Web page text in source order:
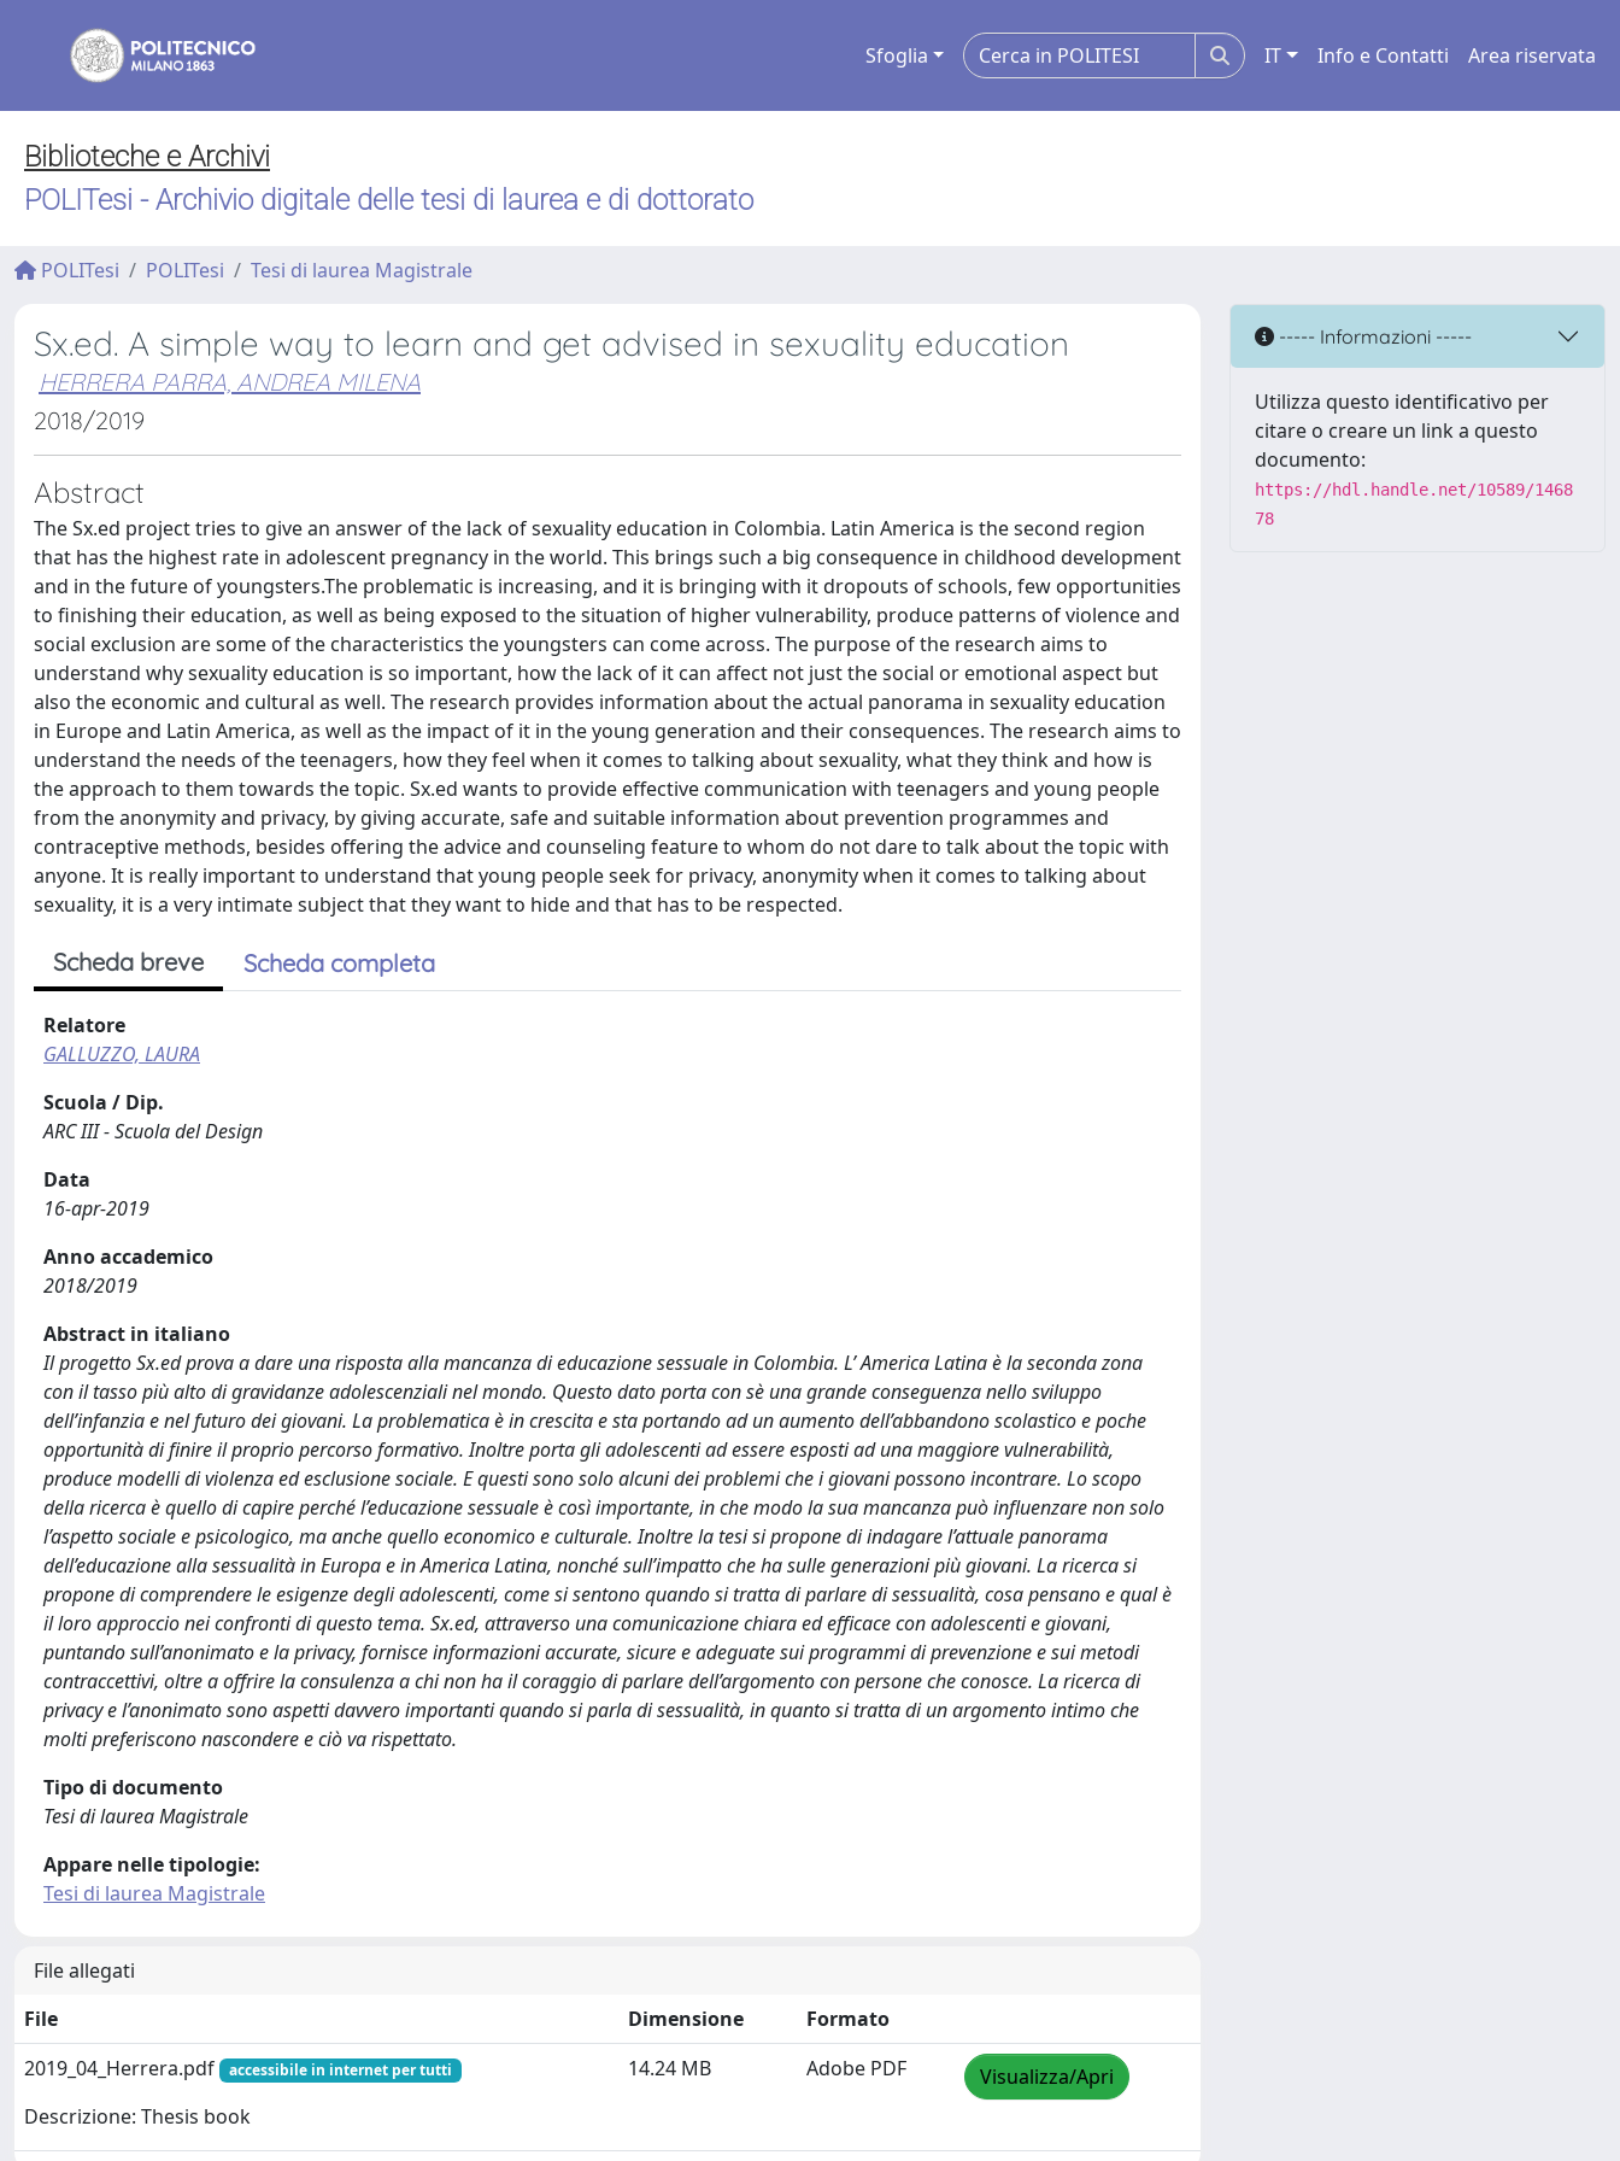
Sfoglia IT Info e Contatti Area riservata
Biblioteche e Archivi
POLITesi - Archivio digitale delle tesi di laurea e di dottorato
POLITesi POLITesi Tesi di laurea Magistrale
Sx.ed. A simple way to learn and get advised in sexuality education
HERRERA PARRA, ANDREA MILENA
2018/2019
Abstract
The Sx.ed project tries to give an answer of the lack of sexuality education in Colombia. Latin America is the second region
that has the highest rate in adolescent pregnancy in the world. This brings such a big consequence in childhood development
and in the future of youngsters.The problematic is increasing, and it is bringing with it dropouts of schools, few opportunities
to finishing their education, as well as being exposed to the situation of higher vulnerability, produce patterns of violence and
social exclusion are some of the characteristics the youngsters can come across. The purpose of the research aims to
understand why sexuality education is so important, how the lack of it can affect not just the social or emotional aspect but
also the economic and cultural as well. The research provides information about the actual panorama in sexuality education
in Europe and Latin America, as well as the impact of it in the young generation and their consequences. The research aims to
understand the needs of the teenagers, how they feel when it comes to talking about sexuality, what they think and how is
the approach to them towards the topic. Sx.ed wants to provide effective communication with teenagers and young people
from the anonymity and privacy, by giving accurate, safe and suitable information about prevention programmes and
contraceptive methods, besides offering the advice and counseling feature to whom do not dare to talk about the topic with
anyone. It is really important to understand that young people seek for privacy, anonymity when it comes to talking about
sexuality, it is a very intimate subject that they want to hide and that has to be respected.
Scheda breve Scheda completa
Relatore
GALLUZZO, LAURA
Scuola / Dip.
ARC III - Scuola del Design
Data
16-apr-2019
Anno accademico
2018/2019
Abstract in italiano
Il progetto Sx.ed prova a dare una risposta alla mancanza di educazione sessuale in Colombia. L’ America Latina è la seconda zona
con il tasso più alto di gravidanze adolescenziali nel mondo. Questo dato porta con sè una grande conseguenza nello sviluppo
dell’infanzia e nel futuro dei giovani. La problematica è in crescita e sta portando ad un aumento dell’abbandono scolastico e poche
opportunità di finire il proprio percorso formativo. Inoltre porta gli adolescenti ad essere esposti ad una maggiore vulnerabilità,
produce modelli di violenza ed esclusione sociale. E questi sono solo alcuni dei problemi che i giovani possono incontrare. Lo scopo
della ricerca è quello di capire perché l’educazione sessuale è così importante, in che modo la sua mancanza può influenzare non solo
l’aspetto sociale e psicologico, ma anche quello economico e culturale. Inoltre la tesi si propone di indagare l’attuale panorama
dell’educazione alla sessualità in Europa e in America Latina, nonché sull’impatto che ha sulle generazioni più giovani. La ricerca si
propone di comprendere le esigenze degli adolescenti, come si sentono quando si tratta di parlare di sessualità, cosa pensano e qual è
il loro approccio nei confronti di questo tema. Sx.ed, attraverso una comunicazione chiara ed efficace con adolescenti e giovani,
puntando sull’anonimato e la privacy, fornisce informazioni accurate, sicure e adeguate sui programmi di prevenzione e sui metodi
contraccettivi, oltre a offrire la consulenza a chi non ha il coraggio di parlare dell’argomento con persone che conosce. La ricerca di
privacy e l’anonimato sono aspetti davvero importanti quando si parla di sessualità, in quanto si tratta di un argomento intimo che
molti preferiscono nascondere e ciò va rispettato.
Tipo di documento
Tesi di laurea Magistrale
Appare nelle tipologie:
Tesi di laurea Magistrale
File allegati
File
Dimensione
Formato
2019_04_Herrera.pdf
accessibile in internet per tutti
Descrizione: Thesis book
14.24 MB Adobe PDF Visualizza/Apri
----- Informazioni -----
Utilizza questo identificativo per
citare o creare un link a questo
documento:
https://hdl.handle.net/10589/1468
78